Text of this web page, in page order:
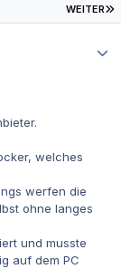
WEITER
welches
werfen die
ohne langes
und musste
auf dem PC